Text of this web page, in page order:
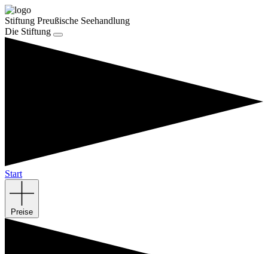
Stiftung Preußische Seehandlung
Die Stiftung
Start
Preise